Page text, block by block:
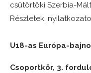
csütörtöki Szerbia-
Részletek,
U18-as Európa-
Csoportkör, 3.